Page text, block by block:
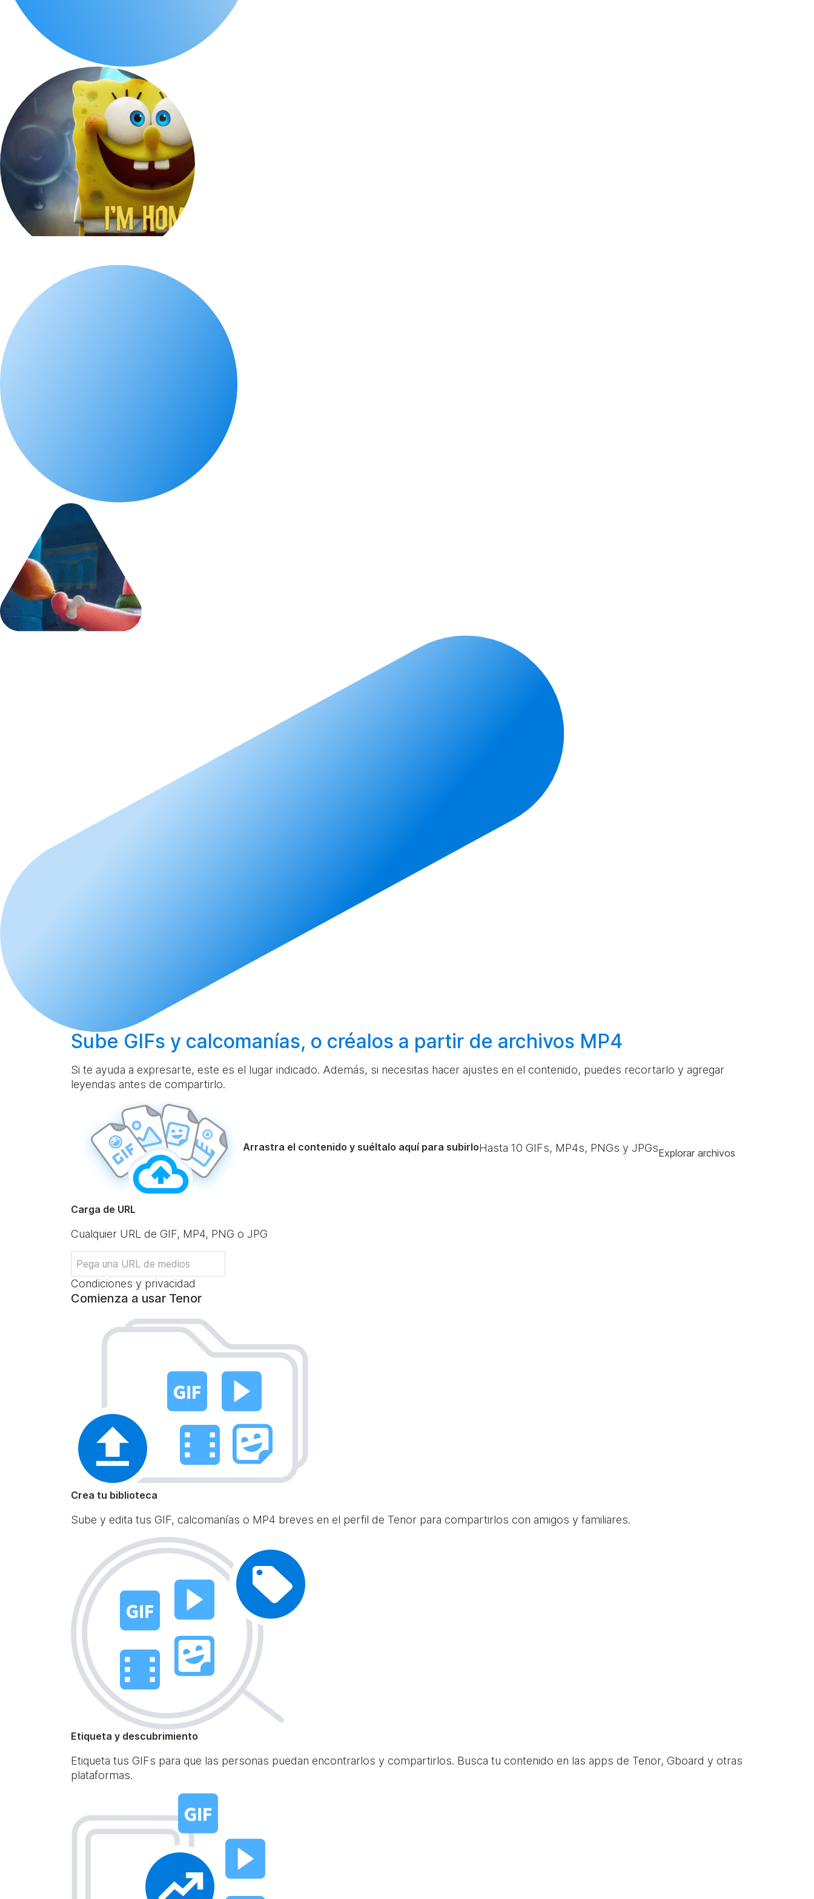
Sube GIFs y calcomanías, o créalos a partir de archivos MP4
Si te ayuda a expresarte, este es el lugar indicado. Además, si necesitas hacer ajustes en el contenido, puedes recortarlo y agregar
leyendas antes de compartirlo.
Arrastra el contenido y suéltalo aquí para subirloHasta 10 GIFs, MP4s, PNGs y JPGsExplorar archivos
Carga de URL
Cualquier URL de GIF, MP4, PNG o JPG
Condiciones y privacidad
Comienza a usar Tenor
Crea tu biblioteca
Sube y edita tus GIF, calcomanías o MP4 breves en el perfil de Tenor para compartirlos con amigos y familiares.
Etiqueta y descubrimiento
Etiqueta tus GIFs para que las personas puedan encontrarlos y compartirlos. Busca tu contenido en las apps de Tenor, Gboard y otras
plataformas.